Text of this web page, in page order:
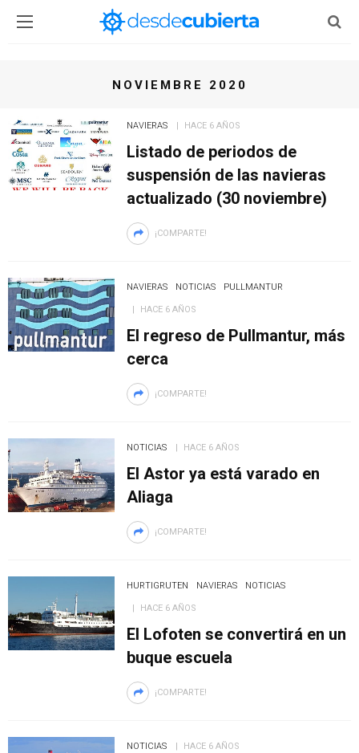
NOVIEMBRE 2020
NAVIERAS HACE 6 AÑOS
Listado de periodos de
suspensión de las navieras
actualizado (30 noviembre)
¡COMPARTE!
NAVIERAS NOTICIAS PULLMANTUR
HACE 6 AÑOS
El regreso de Pullmantur, más
cerca
¡COMPARTE!
NOTICIAS HACE 6 AÑOS
El Astor ya está varado en
Aliaga
¡COMPARTE!
HURTIGRUTEN NAVIERAS NOTICIAS
HACE 6 AÑOS
El Lofoten se convertirá en un
buque escuela
¡COMPARTE!
NOTICIAS HACE 6 AÑOS